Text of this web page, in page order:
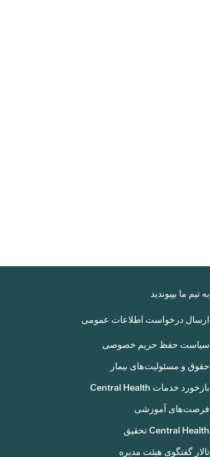
به تیم ما بپیوندید
ارسال درخواست اطلاعات عمومی
سیاست حفظ حریم خصوصی
حقوق و مسئولیت‌های بیمار
بازخورد خدمات Central Health
فرصت‌های آموزشی
Central Health تحقیق
تالار گفتگوی هیئت مدیره